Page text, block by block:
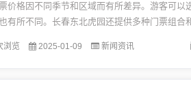
价格因不同季节和区域而有所差异。游客可以
有所不同。长春东北虎园还提供多种门票组合
需求选择购买。本文旨在详细介绍长春东北虎
浏览 2025-01-09 新闻资讯